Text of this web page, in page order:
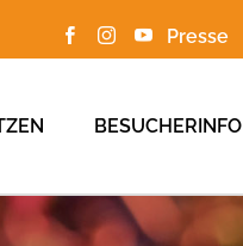
   Presse
BESUCHERINFO